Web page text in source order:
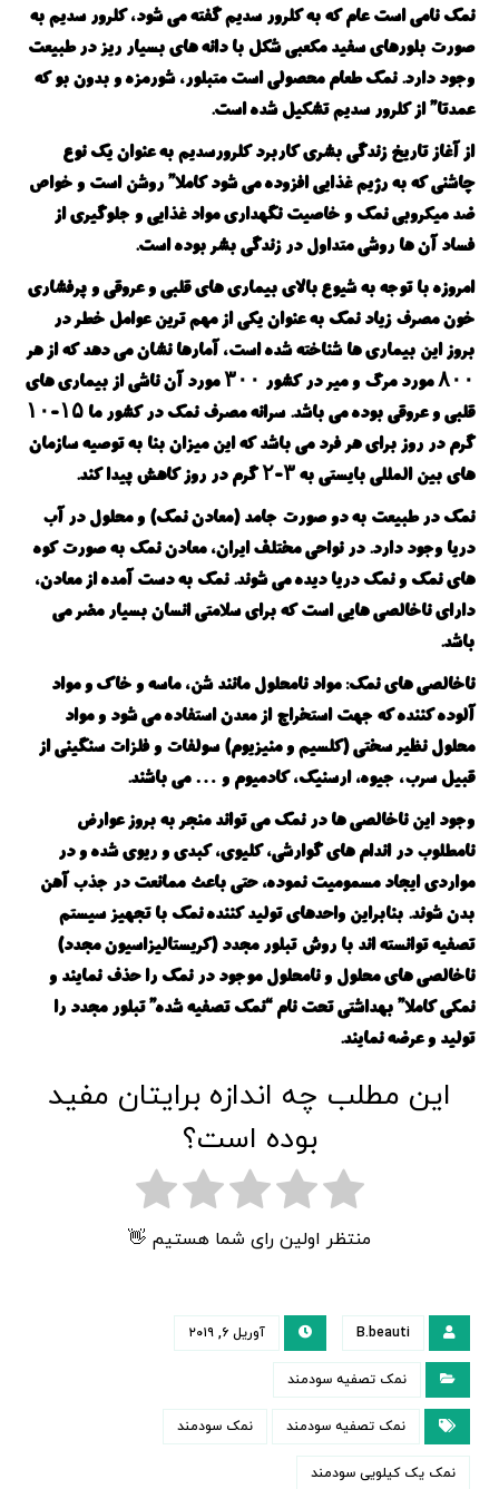
نمک نامی است عام که به کلرور سدیم گفته می شود، کلرور سدیم به
صورت بلورهای سفید مکعبی شکل با دانه های بسیار ریز در طبیعت
وجود دارد. نمک طعام محصولی است متبلور، شورمزه و بدون بو که
عمدتا” از کلرور سدیم تشکیل شده است.
از آغاز تاریخ زندگی بشری کاربرد کلرورسدیم به عنوان یک نوع
چاشنی که به رژیم غذایی افزوده می شود کاملا” روشن است و خواص
ضد میکروبی نمک و خاصیت نگهداری مواد غذایی و جلوگیری از
فساد آن ها روشی متداول در زندگی بشر بوده است.
امروزه با توجه به شیوع بالای بیماری های قلبی و عروقی و پرفشاری
خون مصرف زیاد نمک به عنوان یکی از مهم ترین عوامل خطر در
بروز این بیماری ها شناخته شده است، آمارها نشان می دهد که از هر
۸۰۰ مورد مرگ و میر در کشور ۳۰۰ مورد آن ناشی از بیماری های
قلبی و عروقی بوده می باشد. سرانه مصرف نمک در کشور ما ۱۵-۱۰
گرم در روز برای هر فرد می باشد که این میزان بنا به توصیه سازمان
های بین المللی بایستی به ۳-۲ گرم در روز کاهش پیدا کند.
نمک در طبیعت به دو صورت جامد (معادن نمک) و محلول در آب
دریا وجود دارد. در نواحی مختلف ایران، معادن نمک به صورت کوه
های نمک و نمک دریا دیده می شوند. نمک به دست آمده از معادن،
دارای ناخالصی هایی است که برای سلامتی انسان بسیار مضر می
باشد.
ناخالصی های نمک: مواد نامحلول مانند شن، ماسه و خاک و مواد
آلوده کننده که جهت استخراج از معدن استفاده می شود و مواد
محلول نظیر سختی (کلسیم و منیزیوم) سولفات و فلزات سنگینی از
قبیل سرب، جیوه، ارسنیک، کادمیوم و … می باشند.
وجود این ناخالصی ها در نمک می تواند منجر به بروز عوارض
نامطلوب در اندام های گوارشی، کلیوی، کبدی و ریوی شده و در
مواردی ایجاد مسمومیت نموده، حتی باعث ممانعت در جذب آهن
بدن شوند. بنابراین واحدهای تولید کننده نمک با تجهیز سیستم
تصفیه توانسته اند با روش تبلور مجدد (کریستالیزاسیون مجدد)
ناخالصی های محلول و نامحلول موجود در نمک را حذف نمایند و
نمکی کاملا” بهداشتی تحت نام “نمک تصفیه شده” تبلور مجدد را
تولید و عرضه نمایند.
این مطلب چه اندازه برایتان مفید
بوده است؟
منتظر اولین رای شما هستیم 👋
B.beauti آوریل ۶, ۲۰۱۹
نمک تصفیه سودمند
نمک تصفیه سودمند نمک سودمند
نمک یک کیلویی سودمند